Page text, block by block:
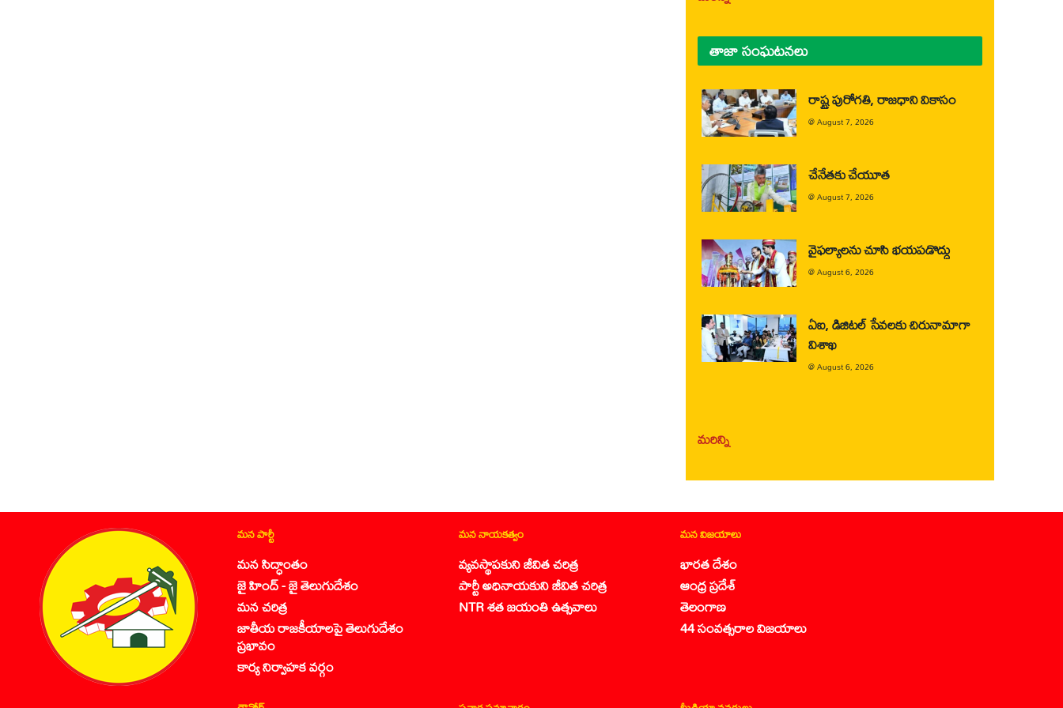
తాజా సంఘటనలు
రాష్ట్ర పురోగతి, రాజధాని వికాసం
@August 7, 2026
చేనేతకు చేయూత
@August 7, 2026
వైఫల్యాలను చూసి భయపడొద్దు
@August 6, 2026
ఏఐ, డిజిటల్ సేవలకు చిరునామాగా
విశాఖ
@August 6, 2026
మరిన్ని
మన పార్టీ
మన సిద్ధాంతం
జై హింద్ - జై తెలుగుదేశం
మన చరిత్ర
జాతీయ రాజకీయాలపై తెలుగుదేశం
ప్రభావం
కార్య నిర్వాహక వర్గం
మన నాయకత్వం
వ్యవస్థాపకుని జీవిత చరిత్ర
పార్టీ అధినాయకుని జీవిత చరిత్ర
NTR శత జయంతి ఉత్సవాలు
మన విజయాలు
భారత దేశం
ఆంధ్ర ప్రదేశ్
తెలంగాణ
44 సంవత్సరాల విజయాలు